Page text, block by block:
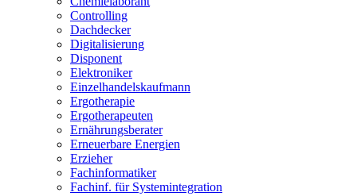
Controlling
Dachdecker
Digitalisierung
Disponent
Elektroniker
Einzelhandelskaufmann
Ergotherapie
Ergotherapeuten
Ernährungsberater
Erneuerbare Energien
Erzieher
Fachinformatiker
Fachinf. für Systemintegration